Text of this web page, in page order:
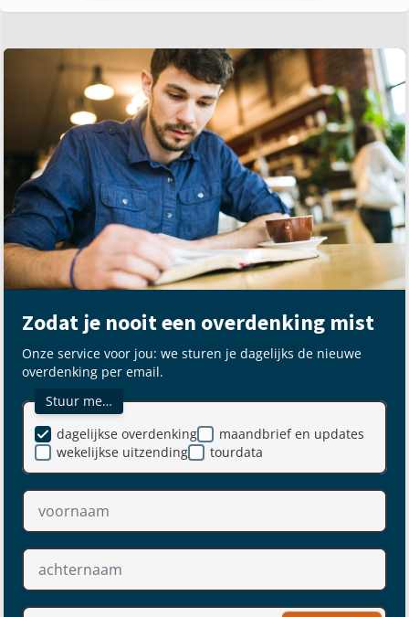
Zodat je nooit een overdenking mist
Onze service voor jou: we sturen je dagelijks de nieuwe
overdenking per email.
Stuur me…
maandbrief en updates
dagelijkse overdenking
wekelijkse uitzending
tourdata